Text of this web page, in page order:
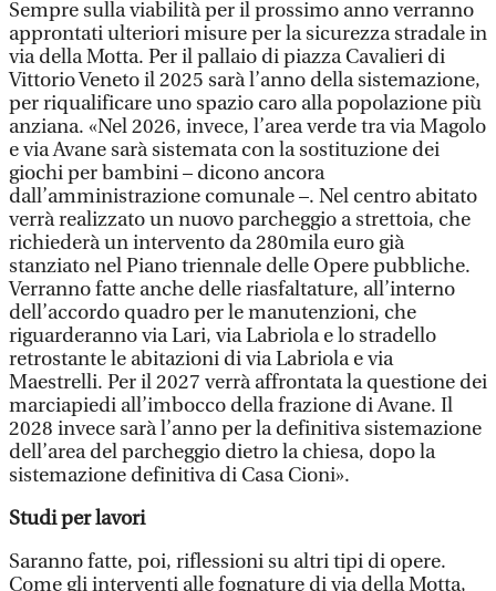
Sempre sulla viabilità per il prossimo anno verranno
approntati ulteriori misure per la sicurezza stradale in
via della Motta. Per il pallaio di piazza Cavalieri di
Vittorio Veneto il 2025 sarà l’anno della sistemazione,
per riqualificare uno spazio caro alla popolazione più
anziana. «Nel 2026, invece, l’area verde tra via Magolo
e via Avane sarà sistemata con la sostituzione dei
giochi per bambini – dicono ancora
dall’amministrazione comunale –. Nel centro abitato
verrà realizzato un nuovo parcheggio a strettoia, che
richiederà un intervento da 280mila euro già
stanziato nel Piano triennale delle Opere pubbliche.
Verranno fatte anche delle riasfaltature, all’interno
dell’accordo quadro per le manutenzioni, che
riguarderanno via Lari, via Labriola e lo stradello
retrostante le abitazioni di via Labriola e via
Maestrelli. Per il 2027 verrà affrontata la questione dei
marciapiedi all’imbocco della frazione di Avane. Il
2028 invece sarà l’anno per la definitiva sistemazione
dell’area del parcheggio dietro la chiesa, dopo la
sistemazione definitiva di Casa Cioni».
Studi per lavori
Saranno fatte, poi, riflessioni su altri tipi di opere.
Come gli interventi alle fognature di via della Motta,